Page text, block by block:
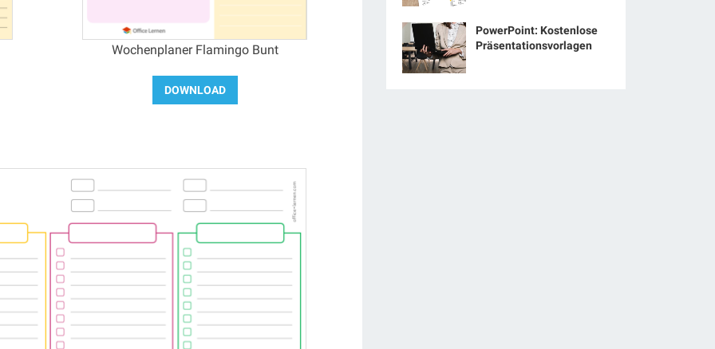
Wochenplaner Flamingo Bunt
PowerPoint: Kostenlose
Präsentationsvorlagen